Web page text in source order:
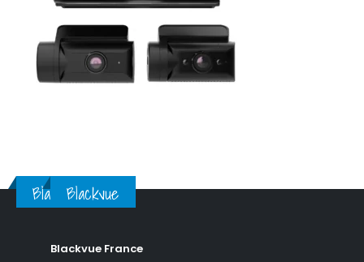
BlackvueBlackvue
Blackvue France